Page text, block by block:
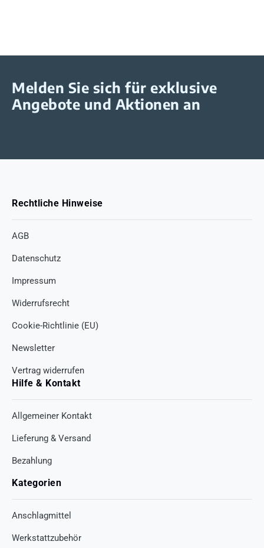
Melden Sie sich für exklusive
Angebote und Aktionen an
Rechtliche Hinweise
AGB
Datenschutz
Impressum
Widerrufsrecht
Cookie-Richtlinie (EU)
Newsletter
Vertrag widerrufen
Hilfe & Kontakt
Allgemeiner Kontakt
Lieferung & Versand
Bezahlung
Kategorien
Anschlagmittel
Werkstattzubehör